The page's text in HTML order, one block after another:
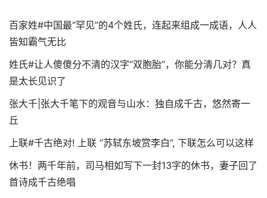
百家姓#中国最“罕见”的4个姓氏，连起来组成一成语，人人
皆知霸气无比
姓氏#让人傻傻分不清的汉字“双胞胎”，你能分清几对？真
是太长见识了
张大千|张大千笔下的观音与山水：独自成千古，悠然寄一
丘
上联#千古绝对! 上联 “苏轼东坡赏李白”, 下联怎么可以这样
休书！两千年前，司马相如写下一封13字的休书，妻子回了
首诗成千古绝唱